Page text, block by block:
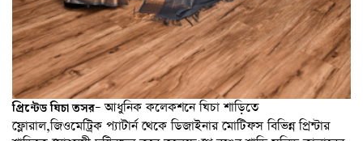
প্রিন্টেড ঘিচা তসর– আধুনিক কলেকশনে ঘিচা শাড়িতে
ফ্লোরাল,জিওমেট্রিক প্যাটার্ন থেকে ডিজাইনার মোটিফস বিভিন্ন প্রিন্টার